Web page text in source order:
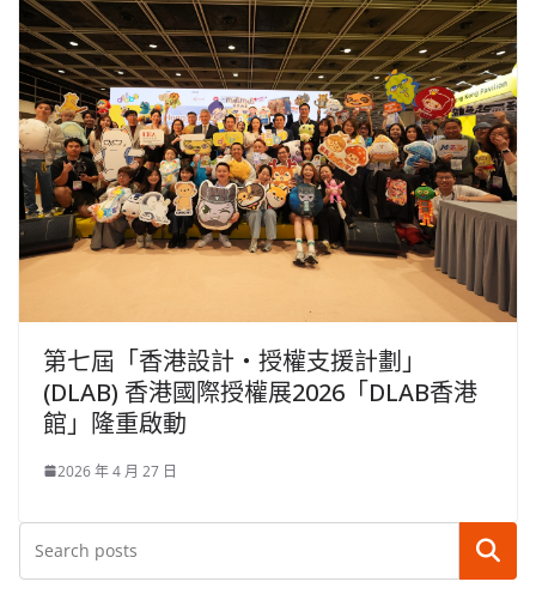
第七屆「香港設計‧授權支援計劃」
(DLAB) 香港國際授權展2026「DLAB香港
館」隆重啟動
2026 年 4 月 27 日
搜尋